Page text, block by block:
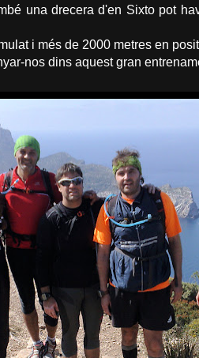
una drecera d'en Sixto pot
i més de 2000 metres en
nos dins aquest gran